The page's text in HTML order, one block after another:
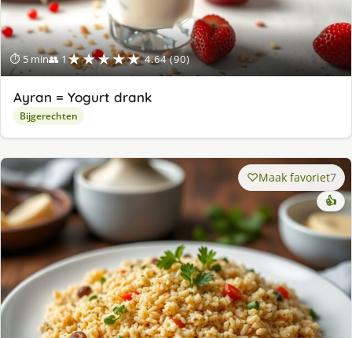
⏱ 5 min👥 1★★★★★ 4.64 (90)
Ayran = Yogurt drank
Bijgerechten
Maak favoriet7
👍